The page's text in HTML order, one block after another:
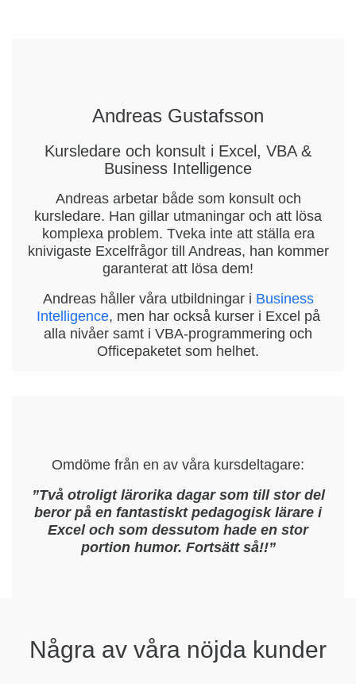
Andreas Gustafsson
Kursledare och konsult i Excel, VBA &
Business Intelligence
Andreas arbetar både som konsult och
kursledare. Han gillar utmaningar och att lösa
komplexa problem. Tveka inte att ställa era
knivigaste Excelfrågor till Andreas, han kommer
garanterat att lösa dem!
Andreas håller våra utbildningar i Business
Intelligence, men har också kurser i Excel på
alla nivåer samt i VBA-programmering och
Officepaketet som helhet.
Omdöme från en av våra kursdeltagare:
”Två otroligt lärorika dagar som till stor del
beror på en fantastiskt pedagogisk lärare i
Excel och som dessutom hade en stor
portion humor. Fortsätt så!!”
Några av våra nöjda kunder